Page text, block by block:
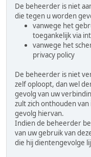
De beheerder is niet
die tegen u worden
vanwege het
toegankelijk via
vanwege het
privacy policy
De beheerder is niet
zelf oploopt, dan wel
gevolg van uw
zult zich onthouden
gevolg hiervan.
Indien de beheerder
van uw gebruik van
die hij dientengevolge